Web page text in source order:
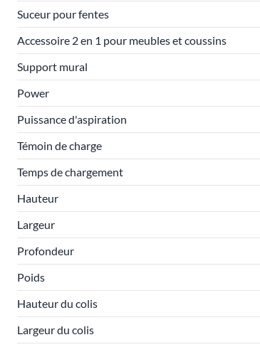
Suceur pour fentes
Accessoire 2 en 1 pour meubles et coussins
Support mural
Power
Puissance d'aspiration
Témoin de charge
Temps de chargement
Hauteur
Largeur
Profondeur
Poids
Hauteur du colis
Largeur du colis